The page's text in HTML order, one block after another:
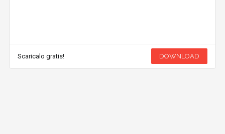
Scaricalo gratis! DOWNLOAD